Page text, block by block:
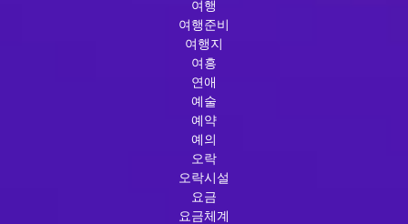
여행
여행준비
여행지
여흥
연애
예술
예약
예의
오락
오락시설
요금
요금체계